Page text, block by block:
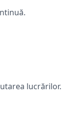
lucrărilor.